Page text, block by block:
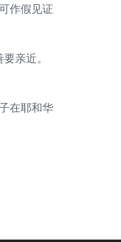
作假见证
亲近。
在耶和华